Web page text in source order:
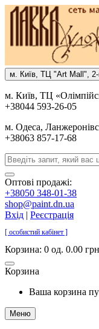
м. Киïв, ТЦ "Art Mall", 2-
м. Киïв, ТЦ
+38044 593-26-05
м. Одеса,
+38063 857-17-68
Оптові продажі:
+38050 348-01-38
shop@paint.dn.ua
Вхід | Реєстрація
[ особистий кабінет ]
Корзина: 0 од. 0.00 грн
Корзина
Ваша корзина
Меню